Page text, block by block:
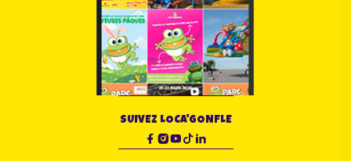
SUIVEZ LOCA'GONFLE